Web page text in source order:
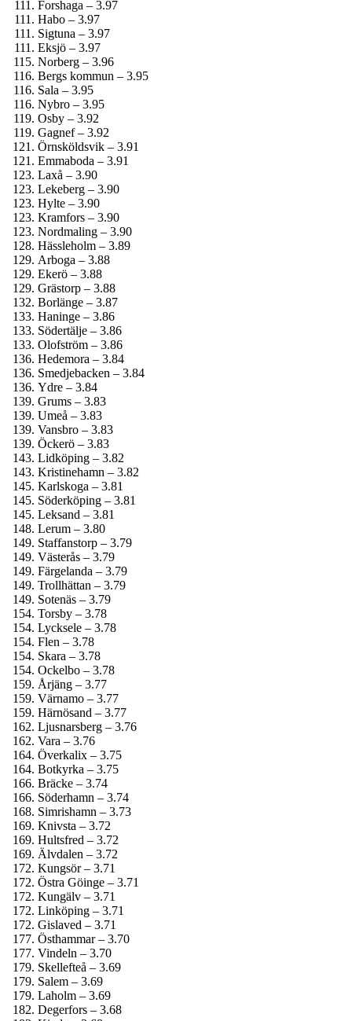
Forshaga – 3.97
Habo – 3.97
Sigtuna – 3.97
Eksjö – 3.97
Norberg – 3.96
Bergs kommun – 3.95
Sala – 3.95
Nybro – 3.95
Osby – 3.92
Gagnef – 3.92
Örnsköldsvik – 3.91
Emmaboda – 3.91
Laxå – 3.90
Lekeberg – 3.90
Hylte – 3.90
Kramfors – 3.90
Nordmaling – 3.90
Hässleholm – 3.89
Arboga – 3.88
Ekerö – 3.88
Grästorp – 3.88
Borlänge – 3.87
Haninge – 3.86
Södertälje – 3.86
Olofström – 3.86
Hedemora – 3.84
Smedjebacken – 3.84
Ydre – 3.84
Grums – 3.83
Umeå – 3.83
Vansbro – 3.83
Öckerö – 3.83
Lidköping – 3.82
Kristinehamn – 3.82
Karlskoga – 3.81
Söderköping – 3.81
Leksand – 3.81
Lerum – 3.80
Staffanstorp – 3.79
Västerås – 3.79
Färgelanda – 3.79
Trollhättan – 3.79
Sotenäs – 3.79
Torsby – 3.78
Lycksele – 3.78
Flen – 3.78
Skara – 3.78
Ockelbo – 3.78
Årjäng – 3.77
Värnamo – 3.77
Härnösand – 3.77
Ljusnarsberg – 3.76
Vara – 3.76
Överkalix – 3.75
Botkyrka – 3.75
Bräcke – 3.74
Söderhamn – 3.74
Simrishamn – 3.73
Knivsta – 3.72
Hultsfred – 3.72
Älvdalen – 3.72
Kungsör – 3.71
Östra Göinge – 3.71
Kungälv – 3.71
Linköping – 3.71
Gislaved – 3.71
Östhammar – 3.70
Vindeln – 3.70
Skellefteå – 3.69
Salem – 3.69
Laholm – 3.69
Degerfors – 3.68